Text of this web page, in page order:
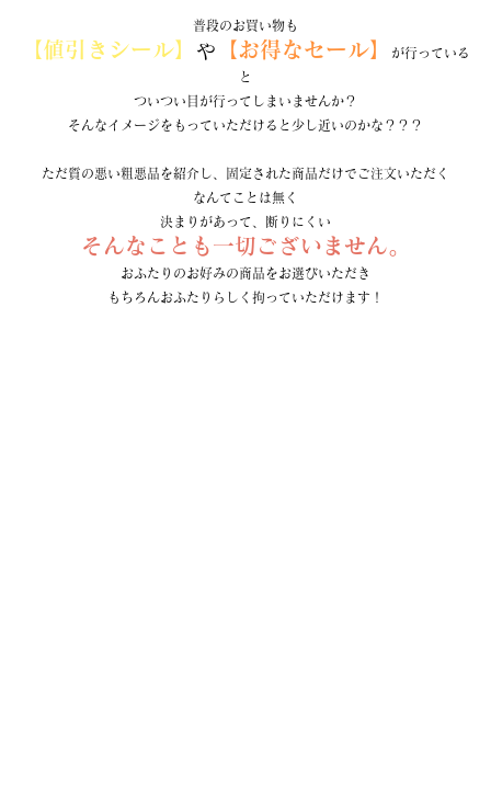
普段のお買い物も
【値引きシール】 や 【お得なセール】
が行っている
と
ついつい目が行ってしまいませんか？
そんなイメージをもっていただけると少し近いのかな？？？
ただ質の悪い粗悪品を紹介し、固定された商品だけでご注文いただく
なんてことは無く
決まりがあって、断りにくい
そんなことも一切ございません。
おふたりのお好みの商品をお選びいただき
もちろんおふたりらしく拘っていただけます！